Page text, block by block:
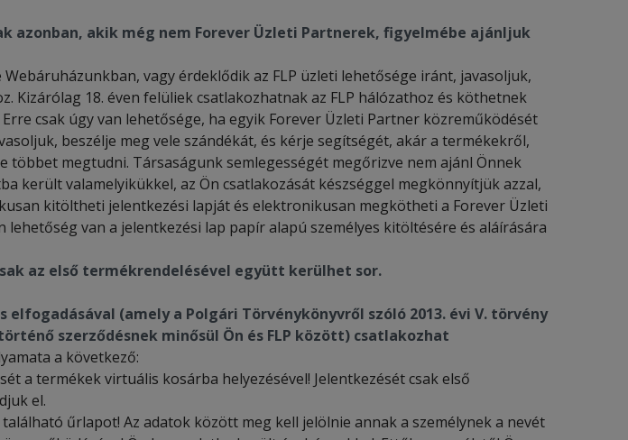
azonban, akik még nem Forever Üzleti Partnerek, figyelmébe ajánljuk
vagy érdeklődik az FLP üzleti lehetősége iránt, javasoljuk,
Kizárólag 18. éven felüliek csatlakozhatnak az FLP hálózathoz és köthetnek
csak úgy van lehetősége, ha egyik Forever Üzleti Partner közreműködését
beszélje meg vele szándékát, és kérje segítségét, akár a termékekről,
többet megtudni. Társaságunk semlegességét megőrizve nem ajánl Önnek
került valamelyikükkel, az Ön csatlakozását készséggel megkönnyítjük azzal,
kitöltheti jelentkezési lapját és elektronikusan megkötheti a Forever Üzleti
lehetőség van a jelentkezési lap papír alapú személyes kitöltésére és aláírására
az első termékrendelésével együtt kerülhet sor.
(amely a Polgári Törvénykönyvről szóló 2013. évi V. törvény
szerződésnek minősül Ön és FLP között) csatlakozhat
a következő:
a termékek virtuális kosárba helyezésével! Jelentkezését csak első
el.
űrlapot! Az adatok között meg kell jelölnie annak a személynek a nevét